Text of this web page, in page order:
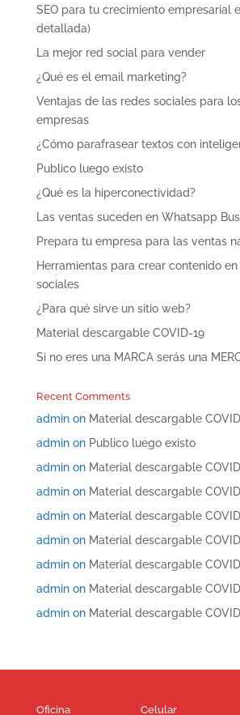
SEO para tu crecimiento empresarial
detallada)
La mejor red social para vender
¿Qué es el email marketing?
Ventajas de las redes sociales para
empresas
¿Cómo parafrasear textos con
Publico luego existo
¿Qué es la hiperconectividad?
Las ventas suceden en Whatsapp
Prepara tu empresa para las ventas
Herramientas para crear contenido
sociales
¿Para qué sirve un sitio web?
Material descargable COVID-19
Si no eres una MARCA serás una
Recent Comments
adminon Material descargable
adminon Publico luego existo
adminon Material descargable
adminon Material descargable
adminon Material descargable
adminon Material descargable
adminon Material descargable
adminon Material descargable
adminon Material descargable
Oficina Celular